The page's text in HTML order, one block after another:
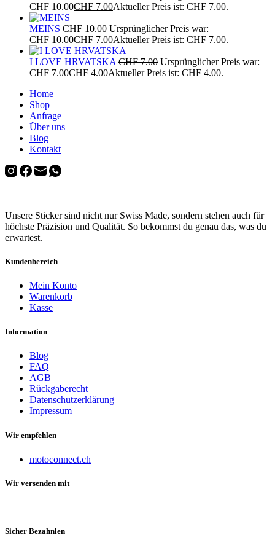
CHF 10.00CHF 7.00Aktueller Preis ist: CHF 7.00.
MEINS CHF10.00 Ursprünglicher Preis war:
CHF 10.00CHF 7.00Aktueller Preis ist: CHF 7.00.
I LOVE HRVATSKA CHF7.00 Ursprünglicher Preis war:
CHF 7.00CHF 4.00Aktueller Preis ist: CHF 4.00.
Home
Shop
Anfrage
Über uns
Blog
Kontakt
Unsere Sticker sind nicht nur Swiss Made, sondern stehen auch für
höchste Präzision und Qualität. So bekommst du genau das, was du
erwartest.
Kundenbereich
Mein Konto
Warenkorb
Kasse
Information
Blog
FAQ
AGB
Rückgaberecht
Datenschutzerklärung
Impressum
Wir empfehlen
motoconnect.ch
Wir versenden mit
Sicher Bezahnlen